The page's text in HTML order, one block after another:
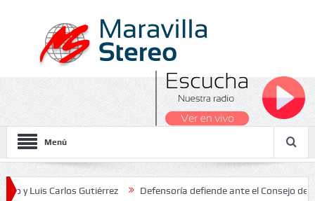
Menú
Carlos Gutiérrez Defensoría defiende ante el Consejo de Estado